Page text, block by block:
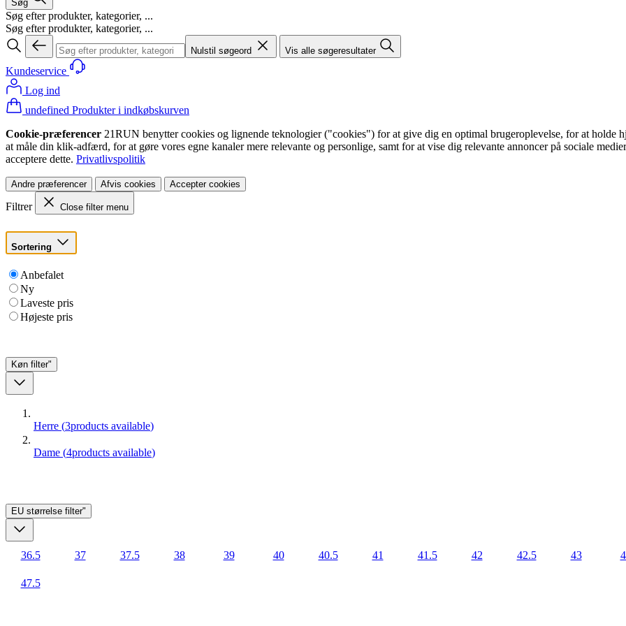
Søg
Søg efter produkter, kategorier, ...
Søg efter produkter, kategorier, ...
Nulstil søgeord Vis alle søgeresultater
Kundeservice
Log ind
undefined Produkter i indkøbskurven
Cookie-præferencer 21RUN benytter cookies og lignende teknologier ("cookies") for at give dig en optimal brugeroplevelse, for at holde
at måle din klik-adfærd, for at gøre vores egne kanaler mere relevante og personlige, samt for at vise dig relevante annoncer på sociale
acceptere dette. Privatlivspolitik
Andre præferencer Afvis cookies Accepter cookies
Filtrer Close filter menu
Sortering
Anbefalet
Ny
Laveste pris
Højeste pris
Køn filter"
Herre (3products available)
Dame (4products available)
EU størrelse filter"
36.5 37 37.5 38 39 40 40.5 41 41.5 42 42.5 43
47.5